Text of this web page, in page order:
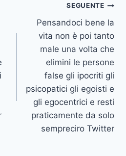
SEGUENTE
Pensandoci bene la
vita non è poi tanto
male una volta che
elimini le persone
false gli ipocriti gli
psicopatici gli egoisti e
gli egocentrici e resti
praticamente da solo
sempreciro Twitter